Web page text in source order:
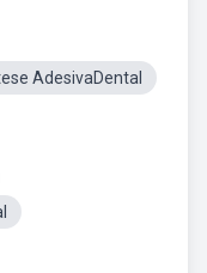
AdesivaDental